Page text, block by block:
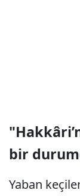
bir
Yaban